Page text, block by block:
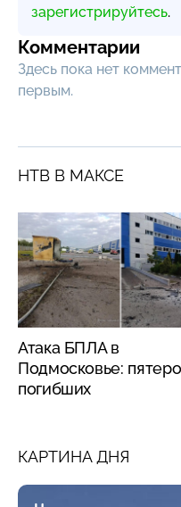
зарегистрируйтесь.
Комментарии
Здесь пока нет
первым.
НТВ В МАКСЕ
Атака БПЛА в
Подмосковье: пятеро
погибших
КАРТИНА ДНЯ